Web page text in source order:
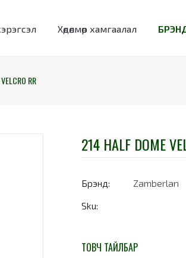
Хөдөлмөр хамгаалал
RR
214 HALF DOME
Брэнд:
Zamberlan
Sku:
ТОВЧ ТАЙЛБАР